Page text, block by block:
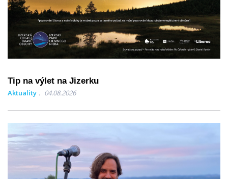
Tip na výlet na Jizerku
Aktuality 04.08.2026